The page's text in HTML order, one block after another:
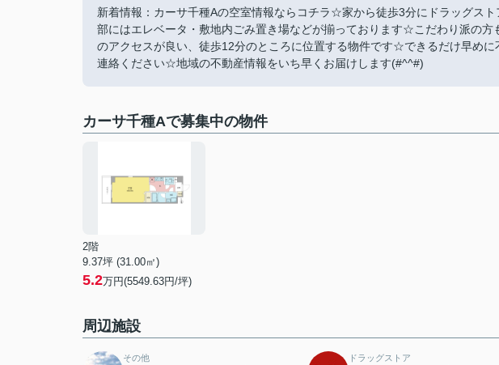
新着情報：カーサ千種Aの空室情報ならコチラ☆家から徒歩3分にドラッグス
部にはエレベータ・敷地内ごみ置き場などが揃っております☆こだわり派の
のアクセスが良い、徒歩12分のところに位置する物件です☆できるだけ早め
連絡ください☆地域の不動産情報をいち早くお届けします(#^^#)
カーサ千種Aで募集中の物件
2階
9.37坪 (31.00㎡)
5.2万円(5549.63円/坪)
周辺施設
その他 ドラッグストア